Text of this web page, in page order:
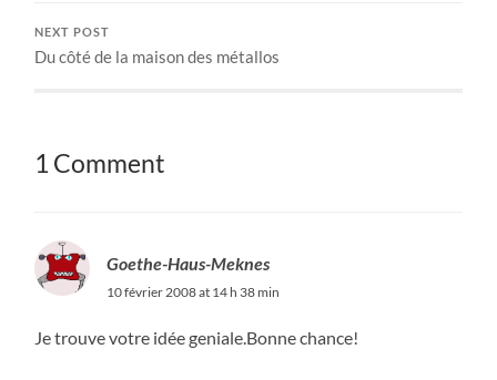
NEXT POST
Du côté de la maison des métallos
1 Comment
Goethe-Haus-Meknes
10 février 2008 at 14 h 38 min
Je trouve votre idée geniale.Bonne chance!